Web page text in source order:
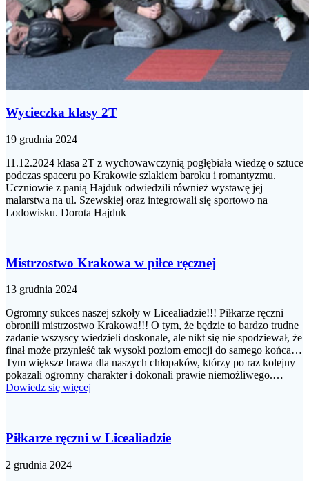
Wycieczka klasy 2T
19 grudnia 2024
11.12.2024 klasa 2T z wychowawczynią pogłębiała wiedzę o sztuce
podczas spaceru po Krakowie szlakiem baroku i romantyzmu.
Uczniowie z panią Hajduk odwiedzili również wystawę jej
malarstwa na ul. Szewskiej oraz integrowali się sportowo na
Lodowisku. Dorota Hajduk
Mistrzostwo Krakowa w piłce ręcznej
13 grudnia 2024
Ogromny sukces naszej szkoły w Licealiadzie!!! Piłkarze ręczni
obronili mistrzostwo Krakowa!!! O tym, że będzie to bardzo trudne
zadanie wszyscy wiedzieli doskonale, ale nikt się nie spodziewał, że
finał może przynieść tak wysoki poziom emocji do samego końca…
Tym większe brawa dla naszych chłopaków, którzy po raz kolejny
pokazali ogromny charakter i dokonali prawie niemożliwego.…
Dowiedz się więcej
Piłkarze ręczni w Licealiadzie
2 grudnia 2024